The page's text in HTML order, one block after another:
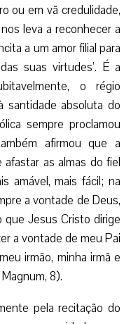
É, pois, dever de todos
os exemplos de
Mãe do Céu. É esta,
a qual nos agrada
filhos confiados aos
que eles aceitem
Padres do Concílio
de que a devoção
estéril e
mas procede da fé
a excelência da Mãe
para com a nossa Mãe,
a imitação de Jesus
a percorrer para
Mas, se a Igreja
Virgem Maria, longe de